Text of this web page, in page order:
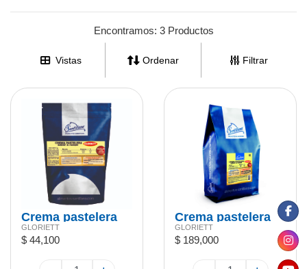
Encontramos: 3 Productos
Vistas Ordenar Filtrar
Crema pastelera
Gloriet 1kg
GLORIETT
$ 44,100
Crema pastelera
Gloriet 5kg
GLORIETT
$ 189,000